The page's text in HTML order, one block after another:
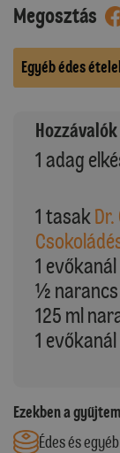
Megosztás
Egyéb édes
Hozzávalók
1 adag
1 tasak
1
½ narancs
125 ml
1
Ezekben a
Édes és